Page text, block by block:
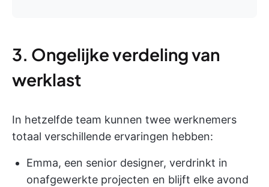
3. Ongelijke verdeling van
werklast
In hetzelfde team kunnen twee werknemers
totaal verschillende ervaringen hebben:
Emma, een senior designer, verdrinkt in
onafgewerkte projecten en blijft elke avond